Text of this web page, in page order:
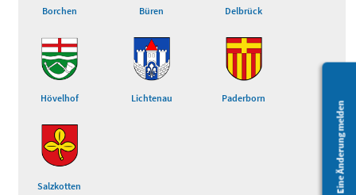
Eine Änderung melden
Borchen Büren Delbrück
Hövelhof Lichtenau Paderborn
Salzkotten